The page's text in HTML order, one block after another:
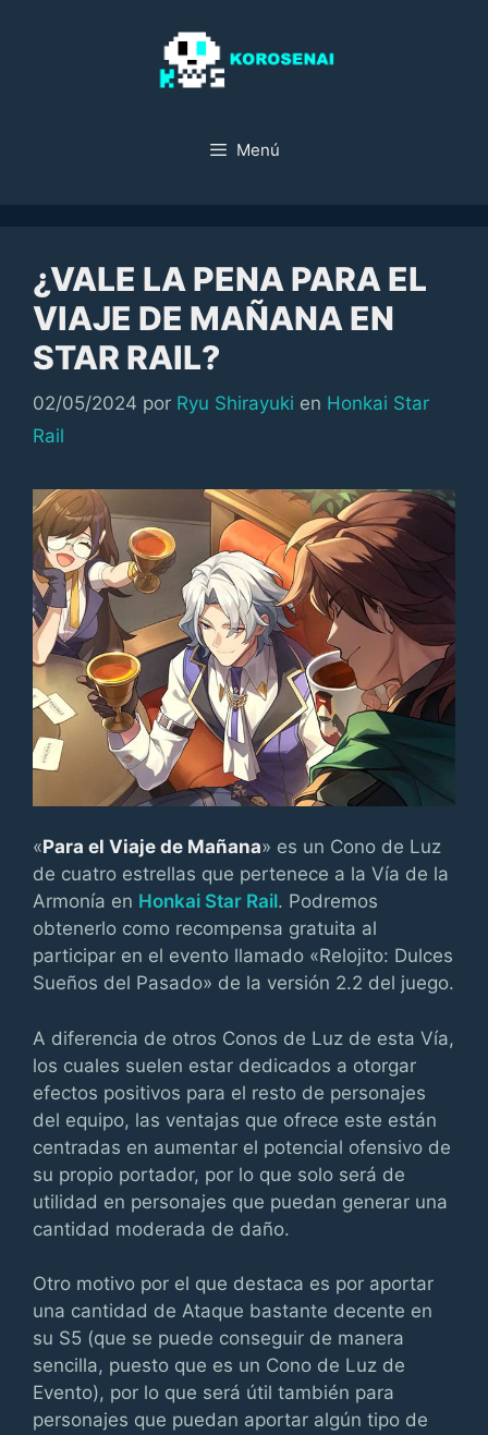
Menú
¿VALE LA PENA PARA EL
VIAJE DE MAÑANA EN
STAR RAIL?
02/05/2024 por Ryu Shirayuki en Categorías
Honkai Star
Rail
«Para el Viaje de Mañana» es un Cono de Luz
de cuatro estrellas que pertenece a la Vía de la
Armonía en Honkai Star Rail. Podremos
obtenerlo como recompensa gratuita al
participar en el evento llamado «Relojito: Dulces
Sueños del Pasado» de la versión 2.2 del juego.
A diferencia de otros Conos de Luz de esta Vía,
los cuales suelen estar dedicados a otorgar
efectos positivos para el resto de personajes
del equipo, las ventajas que ofrece este están
centradas en aumentar el potencial ofensivo de
su propio portador, por lo que solo será de
utilidad en personajes que puedan generar una
cantidad moderada de daño.
Otro motivo por el que destaca es por aportar
una cantidad de Ataque bastante decente en
su S5 (que se puede conseguir de manera
sencilla, puesto que es un Cono de Luz de
Evento), por lo que será útil también para
personajes que puedan aportar algún tipo de